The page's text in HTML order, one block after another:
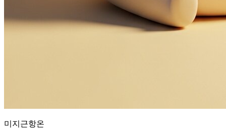
미지근항온